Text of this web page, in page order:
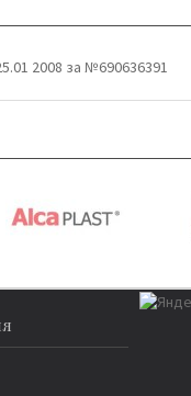
2008 за №690636391